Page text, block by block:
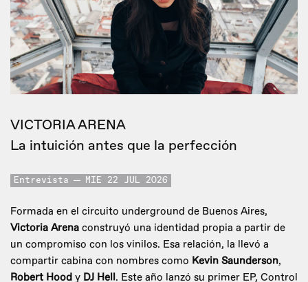
VICTORIA ARENA
La intuición antes que la perfección
Entrevista MIE 22 JUL 2026
Formada en el circuito underground de Buenos Aires,
Victoria Arena construyó una identidad propia a partir de
un compromiso con los vinilos. Esa relación, la llevó a
compartir cabina con nombres como Kevin Saunderson,
Robert Hood y DJ Hell. Este año lanzó su primer EP, Control